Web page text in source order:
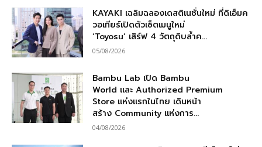
KAYAKI เฉลิมฉลองเดสติเนชั่นใหม่ ที่ดิเอ็มค
วอเทียร์เปิดตัวเซ็ตเมนูใหม่
‘Toyosu’ เสิร์ฟ 4 วัตถุดิบล้ำค...
05/08/2026
Bambu Lab เปิด Bambu
World และ Authorized Premium
Store แห่งแรกในไทย เดินหน้า
สร้าง Community แห่งการ...
04/08/2026